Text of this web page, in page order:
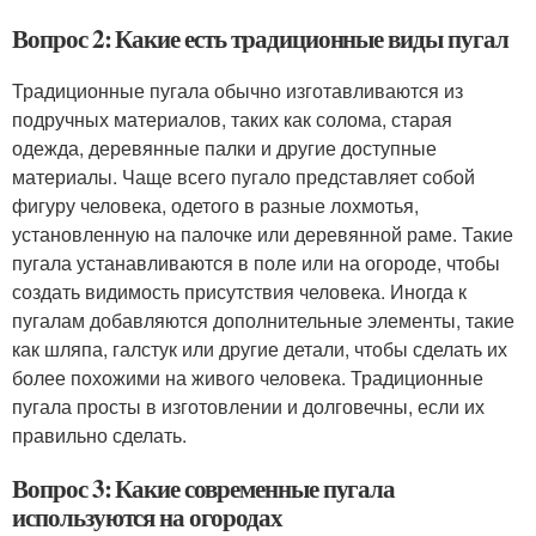
Вопрос 2: Какие есть традиционные виды пугал
Традиционные пугала обычно изготавливаются из
подручных материалов, таких как солома, старая
одежда, деревянные палки и другие доступные
материалы. Чаще всего пугало представляет собой
фигуру человека, одетого в разные лохмотья,
установленную на палочке или деревянной раме. Такие
пугала устанавливаются в поле или на огороде, чтобы
создать видимость присутствия человека. Иногда к
пугалам добавляются дополнительные элементы, такие
как шляпа, галстук или другие детали, чтобы сделать их
более похожими на живого человека. Традиционные
пугала просты в изготовлении и долговечны, если их
правильно сделать.
Вопрос 3: Какие современные пугала
используются на огородах